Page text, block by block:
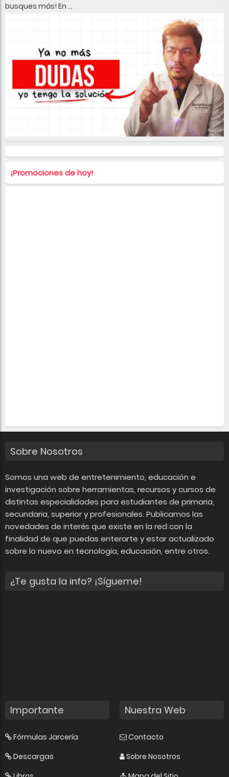
busques más! En ...
¡Promociones de hoy!
Sobre Nosotros
Somos una web de entretenimiento, educación e
investigación sobre herramientas, recursos y cursos de
distintas especialidades para estudiantes de primaria,
secundaria, superior y profesionales. Publicamos las
novedades de interés que existe en la red con la
finalidad de que puedas enterarte y estar actualizado
sobre lo nuevo en tecnología, educación, entre otros.
¿Te gusta la info? ¡Sígueme!
Importante
Fórmulas Jarcería
Descargas
Nuestra Web
Contacto
Sobre Nosotros